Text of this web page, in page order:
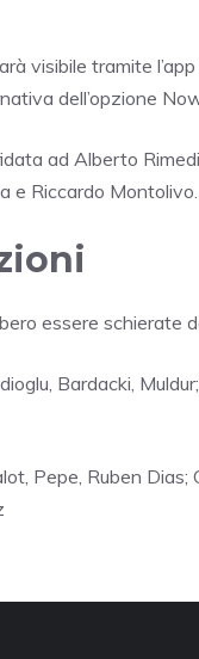
visibile tramite
dell’opzione
ad Alberto
e Riccardo Montolivo.
essere schierate
Bardacki,
Pepe, Ruben Dias;